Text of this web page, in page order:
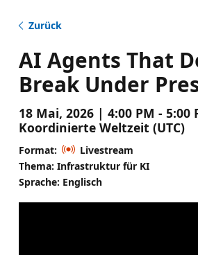
Zurück
AI Agents That
Break Under
18 Mai, 2026 | 4:00 PM - 5:00
Koordinierte Weltzeit (UTC)
Format:
Livestream
Thema: Infrastruktur für KI
Sprache: Englisch